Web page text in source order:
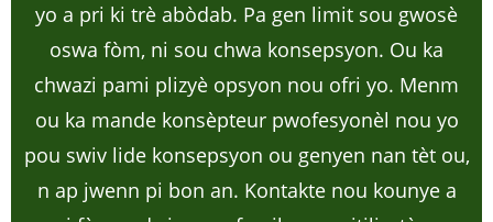
yo a pri ki trè abòdab. Pa gen limit sou gwosè
oswa fòm, ni sou chwa konsepsyon. Ou ka
chwazi pami plizyè opsyon nou ofri yo. Menm
ou ka mande konsèpteur pwofesyonèl nou yo
pou swiv lide konsepsyon ou genyen nan tèt ou,
n ap jwenn pi bon an. Kontakte nou kounye a